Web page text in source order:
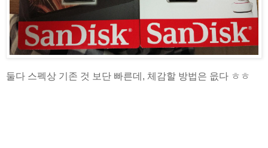
둘다 스펙상 기존 것 보단 빠른데, 체감할 방법은 읎다 ㅎㅎ